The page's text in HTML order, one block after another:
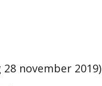
november 2019)